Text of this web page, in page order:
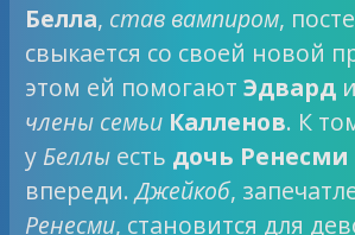
Белла, став вампиром,
свыкается со своей новой
этом ей помогаютЭдвард и
члены семьи Калленов. К
у Беллы есть дочь Ренесми
впереди.Джейкоб,
Ренесми, становится для